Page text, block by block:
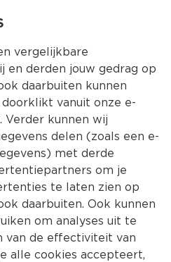
Kies jouw
vergelijkbare
en derden jouw gedrag op
daarbuiten kunnen
vanuit onze e-
Verder kunnen wij
delen (zoals een e-
met derde
om je
te laten zien op
daarbuiten. Ook kunnen
om analyses uit te
van de effectiviteit van
alle cookies accepteert,